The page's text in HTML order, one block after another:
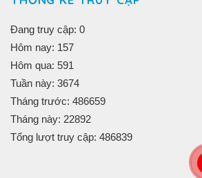
Đang truy cập: 0
Hôm nay: 157
Hôm qua: 591
Tuần này: 3674
Tháng trước: 486659
Tháng này: 22892
Tổng lượt truy cập: 486839